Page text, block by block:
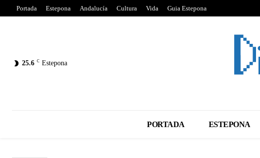
Portada Estepona Andalucía Cultura Vida Guia Estepona
25.6 C Estepona
PORTADA ESTEPONA